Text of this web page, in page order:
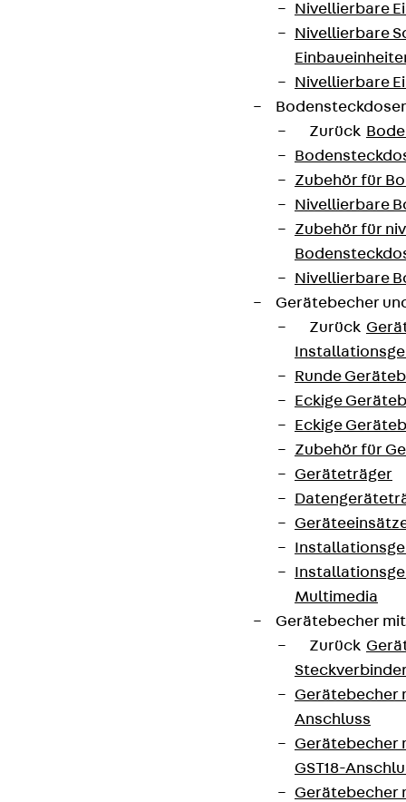
Nivellierbare
Nivellierbare
Nivellierbare
Zurück
Zubehör für
Nivellierbare
Zubehör für
Nivellierbare
Gerätebecher
Zurück
Runde
Eckige
Eckige
Zubehör für
Geräteträger
Multimedia
Gerätebecher
Zurück
Gerätebecher
Anschluss
Gerätebecher
GST18-
Gerätebecher